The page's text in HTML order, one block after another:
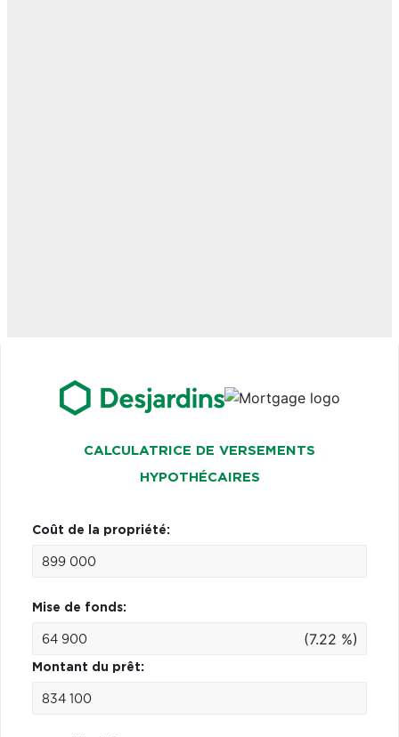
CALCULATRICE DE VERSEMENTS
HYPOTHÉCAIRES
Coût de la propriété:
Mise de fonds:
(7.22 %)
Montant du prêt: